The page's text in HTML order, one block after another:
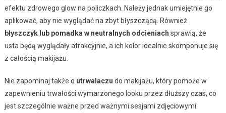
efektu zdrowego glow na policzkach. Należy jednak umiejętnie go
aplikować, aby nie wyglądać na zbyt błyszczącą. Również
błyszczyk lub pomadka w neutralnych odcieniach sprawią, że
usta będą wyglądały atrakcyjnie, a ich kolor idealnie skomponuje się
z całością makijażu.
Nie zapominaj także o utrwalaczu do makijażu, który pomoże w
zapewnieniu trwałości wymarzonego looku przez dłuższy czas, co
jest szczególnie ważne przed ważnymi sesjami zdjęciowymi.